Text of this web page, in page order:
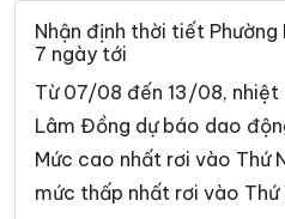
Xã Bảo Lâm 4
Xã Bảo Thuận
Xã Cát Tiên 2
Nhận định thời tiết Phường
7 ngày tới
Từ 07/08 đến 13/08, nhiệt
Lâm Đồng dự báo dao
Mức cao nhất rơi vào Thứ
mức thấp nhất rơi vào